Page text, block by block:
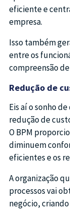
eficiente e
empresa.
Isso também
entre os
compreensão
Redução de
Eis aí o sonho
redução de
O BPM
diminuem
eficientes e os
A organização
processos vai
negócio,